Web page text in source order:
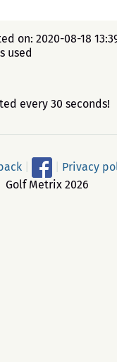
on: 2020-08-18
used
every 30 seconds!
Privacy
Golf Metrix 2026